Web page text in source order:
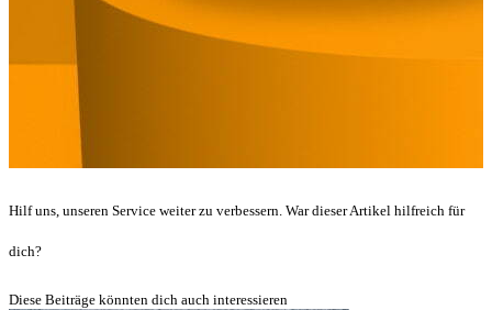
Hilf uns, unseren Service weiter zu verbessern. War dieser Artikel hilfreich für
dich?
Diese Beiträge könnten dich auch interessieren